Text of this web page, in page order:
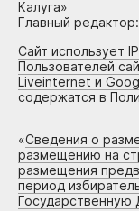
Калуга»
Главный
Сайт использует
Пользователей
Liveinternet и
содержатся в
«Сведения о
размещению на
размещения
период
Государственную